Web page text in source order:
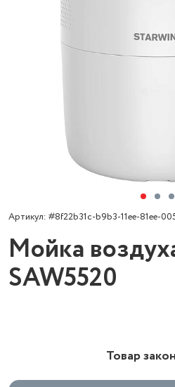
Артикул: #8f22b31c-b9b3-11ee-81ee-
Мойка
SAW5520
Товар